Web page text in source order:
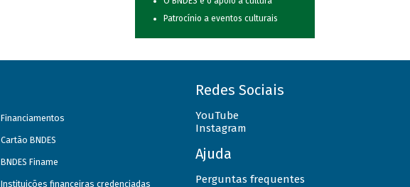
Patrocínio a eventos culturais
Financiamentos
Cartão BNDES
BNDES Finame
Instituições financeiras credenciadas
Redes Sociais
YouTube
Instagram
Ajuda
Perguntas frequentes